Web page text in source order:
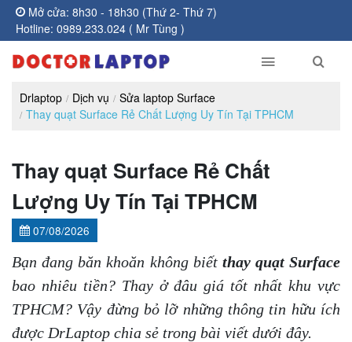
Mở cửa: 8h30 - 18h30 (Thứ 2- Thứ 7)
Hotline: 0989.233.024 ( Mr Tùng )
Drlaptop Dịch vụ
Sửa laptop Surface
Thay quạt Surface Rẻ Chất Lượng Uy Tín Tại TPHCM
Thay quạt Surface Rẻ Chất
Lượng Uy Tín Tại TPHCM
07/08/2026
Bạn đang băn khoăn không biết thay quạt Surface
bao nhiêu tiền? Thay ở đâu giá tốt nhất khu vực
TPHCM? Vậy đừng bỏ lỡ những thông tin hữu ích
được DrLaptop chia sẻ trong bài viết dưới đây.